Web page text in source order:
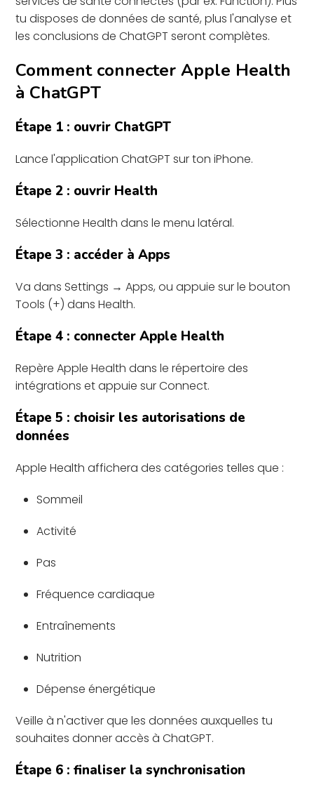
tu disposes de données de santé, plus l'analyse et
les conclusions de ChatGPT seront complètes.
Comment connecter Apple Health
à ChatGPT
Étape 1 : ouvrir ChatGPT
Lance l'application ChatGPT sur ton iPhone.
Étape 2 : ouvrir Health
Sélectionne Health dans le menu latéral.
Étape 3 : accéder à Apps
Va dans Settings → Apps, ou appuie sur le bouton
Tools (+) dans Health.
Étape 4 : connecter Apple Health
Repère Apple Health dans le répertoire des
intégrations et appuie sur Connect.
Étape 5 : choisir les autorisations de
données
Apple Health affichera des catégories telles que :
Sommeil
Activité
Pas
Fréquence cardiaque
Entraînements
Nutrition
Dépense énergétique
Veille à n'activer que les données auxquelles tu
souhaites donner accès à ChatGPT.
Étape 6 : finaliser la synchronisation